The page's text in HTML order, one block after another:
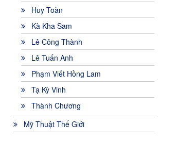
Huy Toàn
Kà Kha Sam
Lê Công Thành
Lê Tuấn Anh
Phạm Viết Hồng Lam
Tạ Kỳ Vinh
Thành Chương
Mỹ Thuật Thế Giới